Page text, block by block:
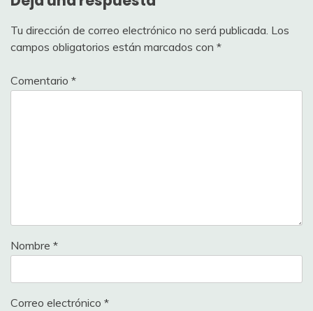
Tu dirección de correo electrónico no será publicada. Los
campos obligatorios están marcados con *
Comentario *
Nombre *
Correo electrónico *